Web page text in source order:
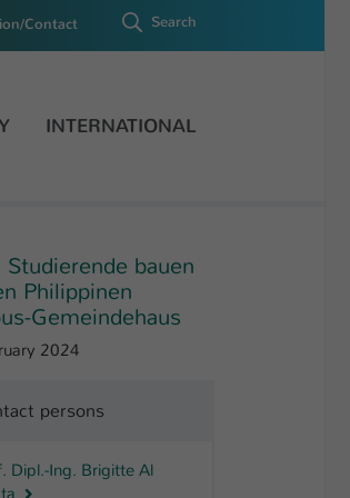
Contact Search
INTERNATIONAL
Studierende bauen
Philippinen
Gemeindehaus
2024
persons
Dipl.-Ing. Brigitte Al